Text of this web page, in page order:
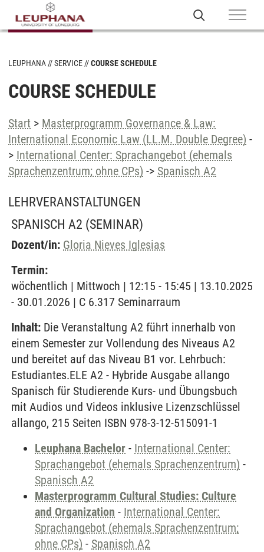
LEUPHANA SERVICE COURSE SCHEDULE
COURSE SCHEDULE
Start > Masterprogramm Governance & Law:
International Economic Law (LL.M. Double Degree) -
> International Center: Sprachangebot (ehemals
Sprachenzentrum; ohne CPs) -> Spanisch A2
LEHRVERANSTALTUNGEN
SPANISCH A2 (SEMINAR)
Dozent/in: Gloria Nieves Iglesias
Termin:
wöchentlich | Mittwoch | 12:15 - 15:45 | 13.10.2025
- 30.01.2026 | C 6.317 Seminarraum
Inhalt: Die Veranstaltung A2 führt innerhalb von
einem Semester zur Vollendung des Niveaus A2
und bereitet auf das Niveau B1 vor. Lehrbuch:
Estudiantes.ELE A2 - Hybride Ausgabe allango
Spanisch für Studierende Kurs- und Übungsbuch
mit Audios und Videos inklusive Lizenzschlüssel
allango, 215 Seiten ISBN 978-3-12-515091-1
Leuphana Bachelor - International Center:
Sprachangebot (ehemals Sprachenzentrum) -
Spanisch A2
Masterprogramm Cultural Studies: Culture
and Organization - International Center:
Sprachangebot (ehemals Sprachenzentrum;
ohne CPs) - Spanisch A2